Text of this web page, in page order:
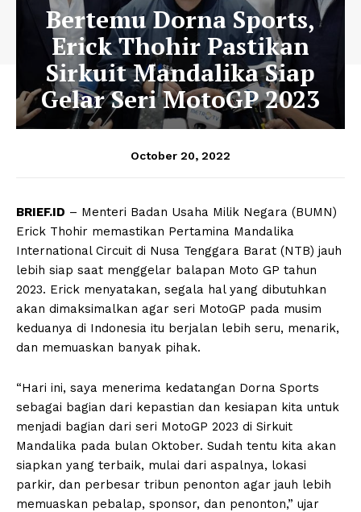
Bertemu Dorna Sports,
Erick Thohir Pastikan
Sirkuit Mandalika Siap
Gelar Seri MotoGP 2023
October 20, 2022
BRIEF.ID – Menteri Badan Usaha Milik Negara (BUMN)
Erick Thohir memastikan Pertamina Mandalika
International Circuit di Nusa Tenggara Barat (NTB) jauh
lebih siap saat menggelar balapan Moto GP tahun
2023. Erick menyatakan, segala hal yang dibutuhkan
akan dimaksimalkan agar seri MotoGP pada musim
keduanya di Indonesia itu berjalan lebih seru, menarik,
dan memuaskan banyak pihak.
“Hari ini, saya menerima kedatangan Dorna Sports
sebagai bagian dari kepastian dan kesiapan kita untuk
menjadi bagian dari seri MotoGP 2023 di Sirkuit
Mandalika pada bulan Oktober. Sudah tentu kita akan
siapkan yang terbaik, mulai dari aspalnya, lokasi
parkir, dan perbesar tribun penonton agar jauh lebih
memuaskan pebalap, sponsor, dan penonton,” ujar